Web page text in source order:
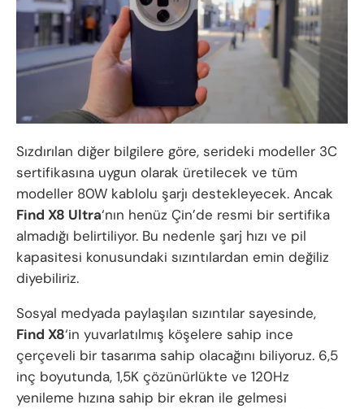
Sızdırılan diğer bilgilere göre, serideki modeller 3C
sertifikasına uygun olarak üretilecek ve tüm
modeller 80W kablolu şarjı destekleyecek. Ancak
Find X8 Ultra‘nın henüz Çin’de resmi bir sertifika
almadığı belirtiliyor. Bu nedenle şarj hızı ve pil
kapasitesi konusundaki sızıntılardan emin değiliz
diyebiliriz.
Sosyal medyada paylaşılan sızıntılar sayesinde,
Find X8‘in yuvarlatılmış köşelere sahip ince
çerçeveli bir tasarıma sahip olacağını biliyoruz. 6,5
inç boyutunda, 1,5K çözünürlükte ve 120Hz
yenileme hızına sahip bir ekran ile gelmesi